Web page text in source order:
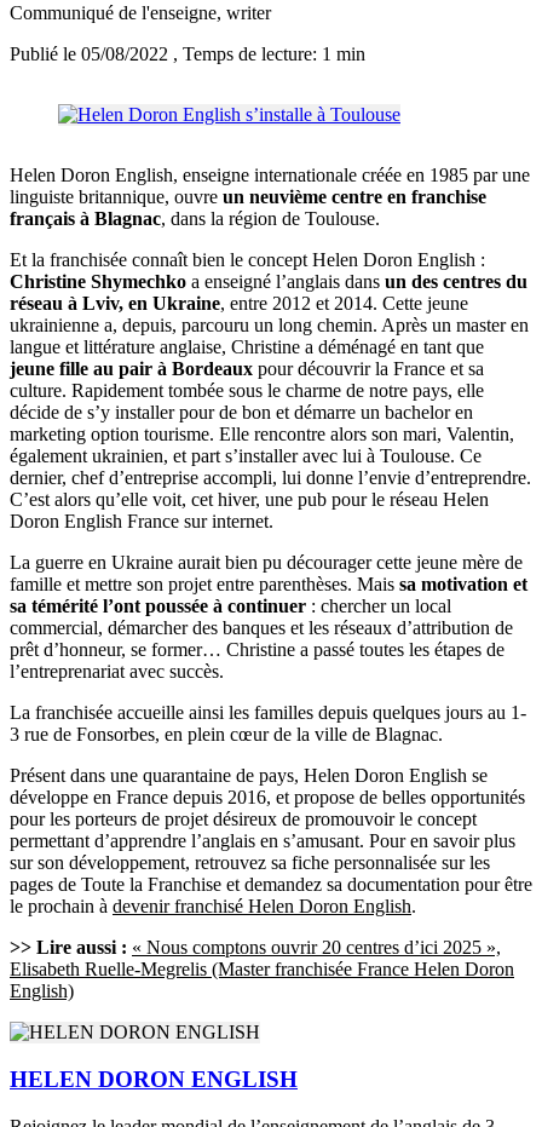
Communiqué de l'enseigne, writer
Publié le 05/08/2022 , Temps de lecture: 1 min
Helen Doron English, enseigne internationale créée en 1985 par une
linguiste britannique, ouvre un neuvième centre en franchise
français à Blagnac, dans la région de Toulouse.
Et la franchisée connaît bien le concept Helen Doron English :
Christine Shymechko a enseigné l’anglais dans un des centres du
réseau à Lviv, en Ukraine, entre 2012 et 2014. Cette jeune
ukrainienne a, depuis, parcouru un long chemin. Après un master en
langue et littérature anglaise, Christine a déménagé en tant que
jeune fille au pair à Bordeaux pour découvrir la France et sa
culture. Rapidement tombée sous le charme de notre pays, elle
décide de s’y installer pour de bon et démarre un bachelor en
marketing option tourisme. Elle rencontre alors son mari, Valentin,
également ukrainien, et part s’installer avec lui à Toulouse. Ce
dernier, chef d’entreprise accompli, lui donne l’envie d’entreprendre.
C’est alors qu’elle voit, cet hiver, une pub pour le réseau Helen
Doron English France sur internet.
La guerre en Ukraine aurait bien pu décourager cette jeune mère de
famille et mettre son projet entre parenthèses. Mais sa motivation et
sa témérité l’ont poussée à continuer : chercher un local
commercial, démarcher des banques et les réseaux d’attribution de
prêt d’honneur, se former… Christine a passé toutes les étapes de
l’entreprenariat avec succès.
La franchisée accueille ainsi les familles depuis quelques jours au 1-
3 rue de Fonsorbes, en plein cœur de la ville de Blagnac.
Présent dans une quarantaine de pays, Helen Doron English se
développe en France depuis 2016, et propose de belles opportunités
pour les porteurs de projet désireux de promouvoir le concept
permettant d’apprendre l’anglais en s’amusant. Pour en savoir plus
sur son développement, retrouvez sa fiche personnalisée sur les
pages de Toute la Franchise et demandez sa documentation pour être
le prochain à devenir franchisé Helen Doron English.
>> Lire aussi : « Nous comptons ouvrir 20 centres d’ici 2025 »,
Elisabeth Ruelle-Megrelis (Master franchisée France Helen Doron
English)
HELEN DORON ENGLISH